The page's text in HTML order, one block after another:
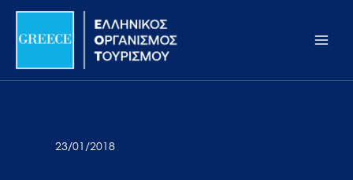
Σημείωση:
ιστότοπος
προσβασιμότητας.
Μετάβαση
περιεχόμενο
23/01/2018